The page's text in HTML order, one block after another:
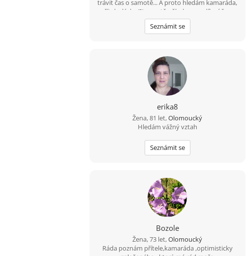
trávit čas o samotě... A proto hledám kamaráda,
přítele, lásku(?), prostě někoho na sdílení času
při společných aktivitách, sdílení radostí i
starostí...
Seznámit se
erika8
Žena, 81 let,Olomoucký
Hledám vážný vztah
Seznámit se
Bozole
Žena, 73 let,Olomoucký
Ráda poznám přítele,kamaráda ,optimisticky